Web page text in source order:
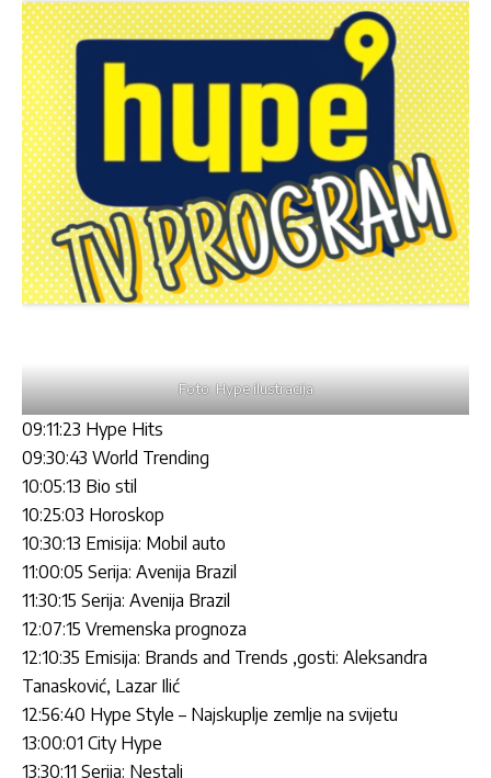
Foto: Hype ilustracija
09:11:23 Hype Hits
09:30:43 World Trending
10:05:13 Bio stil
10:25:03 Horoskop
10:30:13 Emisija: Mobil auto
11:00:05 Serija: Avenija Brazil
11:30:15 Serija: Avenija Brazil
12:07:15 Vremenska prognoza
12:10:35 Emisija: Brands and Trends ,gosti: Aleksandra
Tanasković, Lazar Ilić
12:56:40 Hype Style – Najskuplje zemlje na svijetu
13:00:01 City Hype
13:30:11 Serija: Nestali